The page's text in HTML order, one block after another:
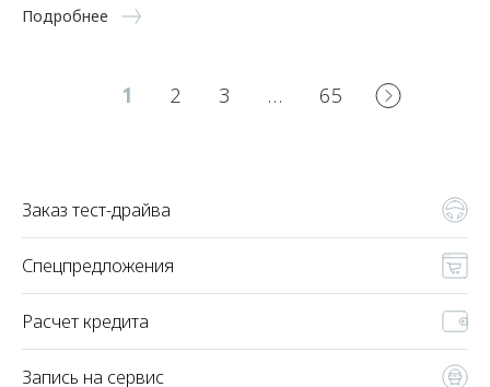
Подробнее
1 2 3 … 65
Заказ тест-драйва
Спецпредложения
Расчет кредита
Запись на сервис